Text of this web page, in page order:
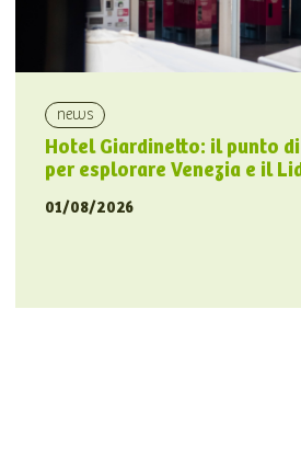
news
Hotel Giardinetto: il punto
per esplorare Venezia e il
01/08/2026